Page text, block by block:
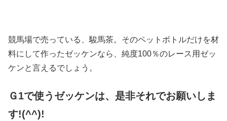
競馬場で売っている、駿馬茶。そのペットボトルだけを材
料にして作ったゼッケンなら、純度100％のレース用ゼッ
ケンと言えるでしょう。
Ｇ1で使うゼッケンは、是非それでお願いしま
す!(^^)!